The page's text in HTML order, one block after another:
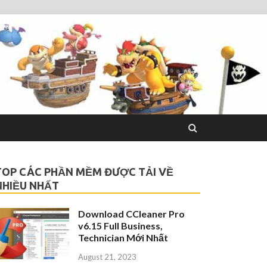
CÁC PHẦN MỀM ĐƯỢC TẢI VỀ
NHẤT
Download CCleaner Pro
v6.15 Full Business,
Technician Mới Nhất
August 21, 2023